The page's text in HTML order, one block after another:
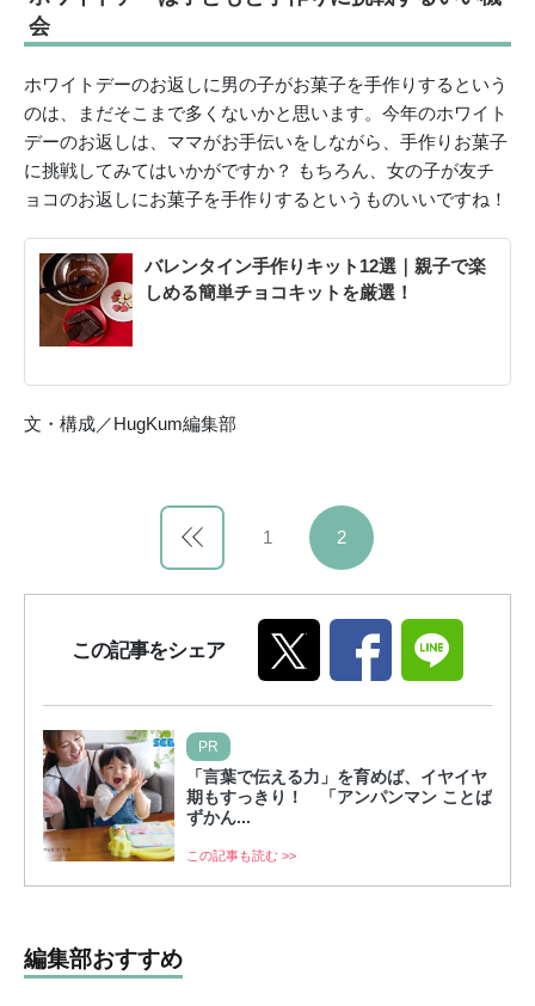
会
ホワイトデーのお返しに男の子がお菓子を手作りするという
のは、まだそこまで多くないかと思います。今年のホワイト
デーのお返しは、ママがお手伝いをしながら、手作りお菓子
に挑戦してみてはいかがですか？ もちろん、女の子が友チ
ョコのお返しにお菓子を手作りするというものいいですね！
バレンタイン手作りキット12選｜親子で楽
しめる簡単チョコキットを厳選！
文・構成／HugKum編集部
1 2
この記事をシェア
PR
「言葉で伝える力」を育めば、イヤイヤ
期もすっきり！ 「アンパンマン ことば
ずかん...
この記事も読む >>
編集部おすすめ